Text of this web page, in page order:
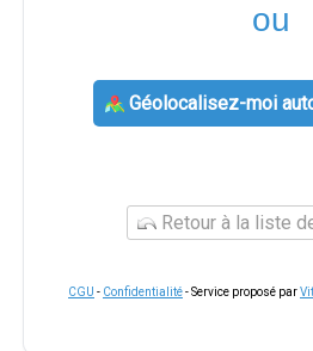
ou
Géolocalisez-moi
Retour à la liste
CGU - Confidentialité- Service proposé par